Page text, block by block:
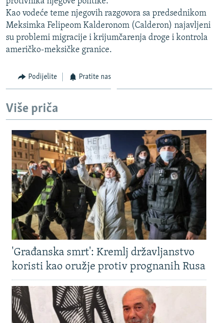
DNEVNO@RSE
SPECIJALI RSE
VIŠE OD NASLOVA
POPLAVE I KLIZIŠTA U BIH 2024.
POST SCRIPTUM
MOJA EVROPA
TRI DECENIJE OD RATA U BIH
SVE KARTE DEJTONA
NASTANAK I RASPAD JUGOSLAVIJE
PRATITE NAS
Kao vodeće teme njegovih razgovora sa predsednikom
Meksimka Felipeom Kalderonom (Calderon) najavljeni
su problemi migracije i krijumčarenja droge i kontrola
američko-meksičke granice.
Podijelite Pratite nas
Više priča
'Građanska smrt': Kremlj državljanstvo
koristi kao oružje protiv prognanih Rusa